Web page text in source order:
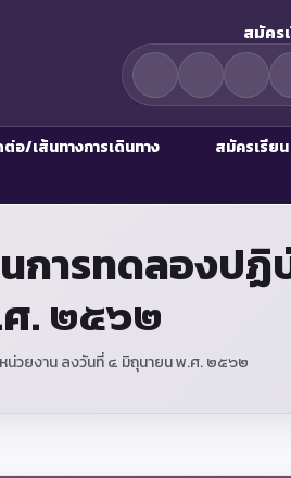
สมัคร
อ/เส้นทางการเดินทาง สมัครเรียน
การทดลองป
. ๒๕๖๒
น่วยงาน ลงวันที่ ๔ มิถุนายน พ.ศ. ๒๕๖๒